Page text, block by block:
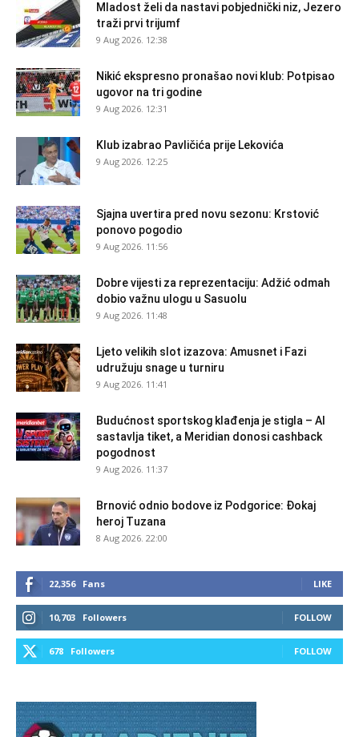
Mladost želi da nastavi pobjednički niz, Jezero
traži prvi trijumf
9 Aug 2026. 12:38
Nikić ekspresno pronašao novi klub: Potpisao
ugovor na tri godine
9 Aug 2026. 12:31
Klub izabrao Pavličića prije Lekovića
9 Aug 2026. 12:25
Sjajna uvertira pred novu sezonu: Krstović
ponovo pogodio
9 Aug 2026. 11:56
Dobre vijesti za reprezentaciju: Adžić odmah
dobio važnu ulogu u Sasuolu
9 Aug 2026. 11:48
Ljeto velikih slot izazova: Amusnet i Fazi
udružuju snage u turniru
9 Aug 2026. 11:41
Budućnost sportskog klađenja je stigla – AI
sastavlja tiket, a Meridian donosi cashback
pogodnost
9 Aug 2026. 11:37
Brnović odnio bodove iz Podgorice: Đokaj
heroj Tuzana
8 Aug 2026. 22:00
22,356 Fans LIKE
10,703 Followers FOLLOW
678 Followers FOLLOW